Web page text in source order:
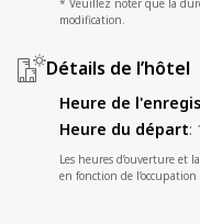
modification.
Détails de l’hôtel
Heure de
Heure du départ:
Les heures d’ouverture
en fonction de